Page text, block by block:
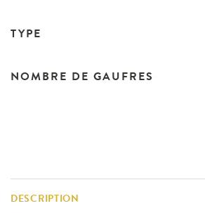
Bruxelles
TYPE
NOMBRE DE GAUFRES
DESCRIPTION